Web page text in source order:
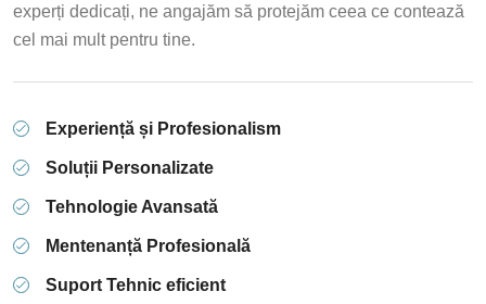
experți dedicați, ne angajăm să protejăm ceea ce contează
cel mai mult pentru tine.
Experiență și Profesionalism
Soluții Personalizate
Tehnologie Avansată
Mentenanță Profesională
Suport Tehnic eficient